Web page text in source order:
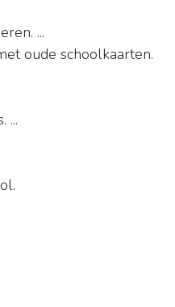
...
oude schoolkaarten.
...